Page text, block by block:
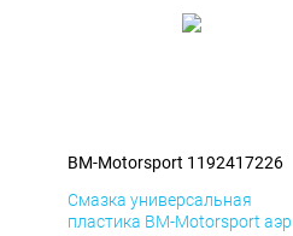
BM-Motorsport 1192417226
Смазка универсальная
пластика BM-Motorsport аэр